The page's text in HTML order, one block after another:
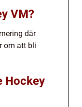
VM?
där
om att bli
Hockey